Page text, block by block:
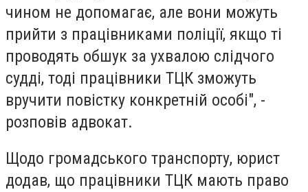
чином не допомагає, але вони можуть
прийти з працівниками поліції, якщо ті
проводять обшук за ухвалою слідчого
судді, тоді працівники ТЦК зможуть
вручити повістку конкретній особі", -
розповів адвокат.
Щодо громадського транспорту, юрист
додав, що працівники ТЦК мають право